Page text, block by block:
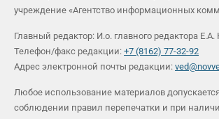
учреждение «Агентство информационных
Главный редактор: И.о. главного редактора
Телефон/факс редакции: +7 (8162) 77-32-92
Адрес электронной почты редакции:
Любое использование материалов
соблюдении правил перепечатки и при